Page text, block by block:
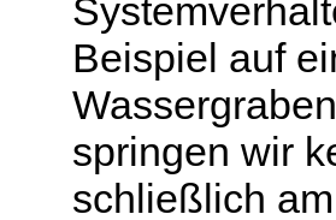
Beispiel auf
springen wir
schließlich